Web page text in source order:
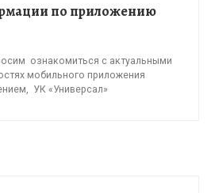
по приложению
ознакомиться с актуальными
мобильного приложения
УК «Универсал»